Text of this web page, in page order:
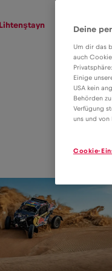
Lihtenştayn
2€/
Deine
Um dir das
auch
Einige
USA kein
Behörden
Verfügung
uns und von
Cookie-